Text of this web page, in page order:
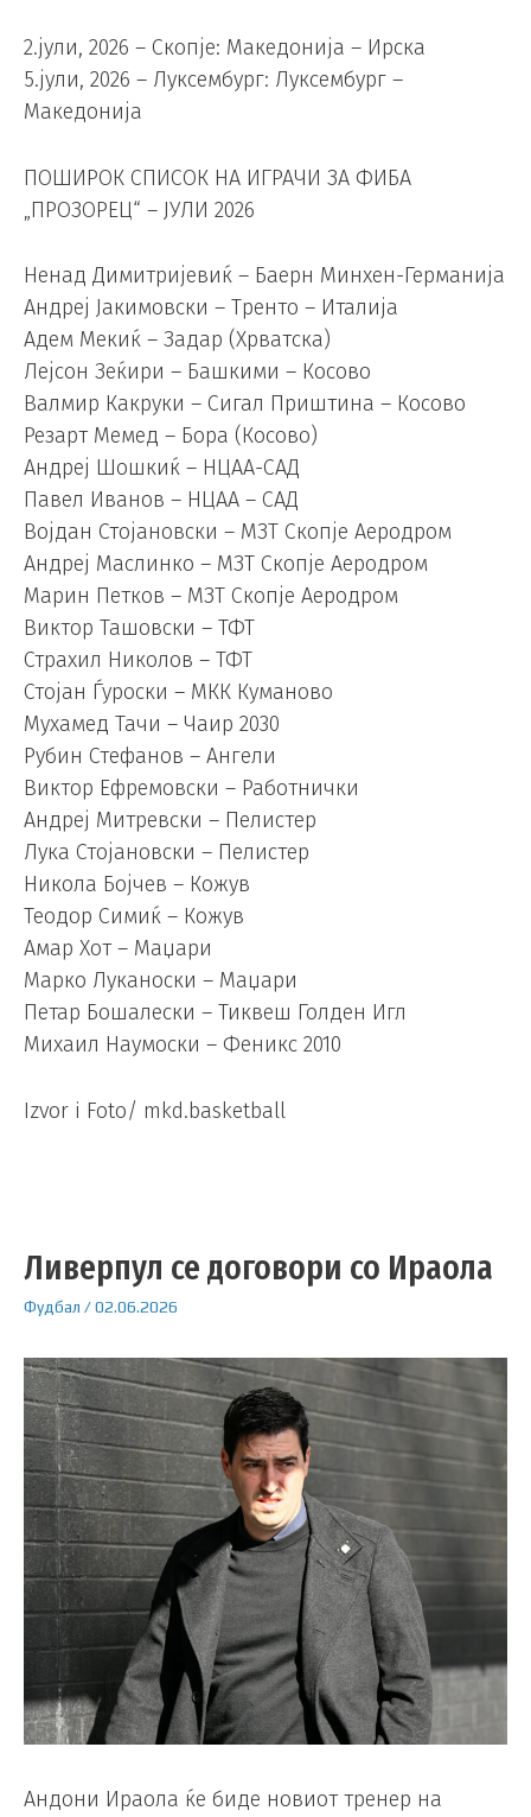
2.јули, 2026 – Скопје: Македонија – Ирска
5.јули, 2026 – Луксембург: Луксембург –
Македонија
ПОШИРОК СПИСОК НА ИГРАЧИ ЗА ФИБА
„ПРОЗОРЕЦ“ – ЈУЛИ 2026
Ненад Димитријевиќ – Баерн Минхен-Германија
Андреј Јакимовски – Тренто – Италија
Адем Мекиќ – Задар (Хрватска)
Лејсон Зеќири – Башкими – Косово
Валмир Какруки – Сигал Приштина – Косово
Резарт Мемед – Бора (Косово)
Андреј Шошкиќ – НЦАА-САД
Павел Иванов – НЦАА – САД
Војдан Стојановски – МЗТ Скопје Аеродром
Андреј Маслинко – МЗТ Скопје Аеродром
Марин Петков – МЗТ Скопје Аеродром
Виктор Ташовски – ТФТ
Страхил Николов – ТФТ
Стојан Ѓуроски – МКК Куманово
Мухамед Тачи – Чаир 2030
Рубин Стефанов – Ангели
Виктор Ефремовски – Работнички
Андреј Митревски – Пелистер
Лука Стојановски – Пелистер
Никола Бојчев – Кожув
Теодор Симиќ – Кожув
Амар Хот – Маџари
Марко Луканоски – Маџари
Петар Бошалески – Тиквеш Голден Игл
Михаил Наумоски – Феникс 2010
Izvor i Foto/ mkd.basketball
Ливерпул се договори со Ираола
Фудбал /02.06.2026
Андони Ираола ќе биде новиот тренер на